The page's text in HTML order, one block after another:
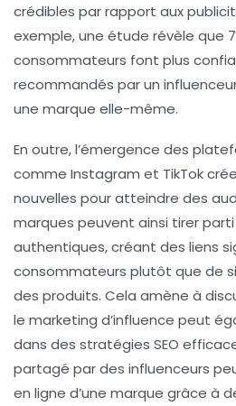
crédibles par rapport aux
exemple, une étude révèle que
consommateurs font plus
recommandés par un
une marque elle-même.
En outre, l’émergence des
comme Instagram et TikTok
nouvelles pour atteindre des
marques peuvent ainsi tirer
authentiques, créant des liens
consommateurs plutôt que de
des produits. Cela amène à
le marketing d’influence peut
dans des stratégies SEO
partagé par des influenceurs
en ligne d’une marque grâce à